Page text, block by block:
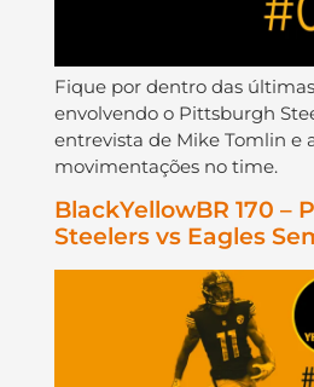
Fique por dentro das
envolvendo o Pittsburgh
entrevista de Mike Tomlin e
movimentações no time.
BlackYellowBR 170 –
Steelers vs Eagles